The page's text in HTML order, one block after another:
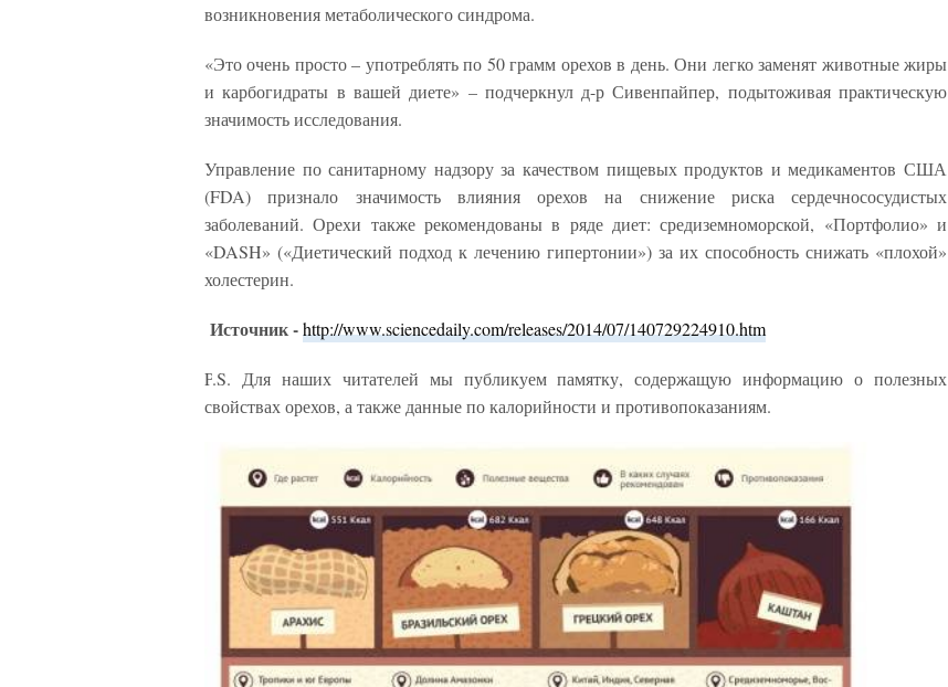
возникновения метаболического синдрома.
«Это очень просто – употреблять по 50 грамм орехов в день. Они легко заменят животные жиры
и карбогидраты в вашей диете» – подчеркнул д-р Сивенпайпер, подытоживая практическую
значимость исследования.
Управление по санитарному надзору за качеством пищевых продуктов и медикаментов США
(FDA) признало значимость влияния орехов на снижение риска сердечнососудистых
заболеваний. Орехи также рекомендованы в ряде диет: средиземноморской, «Портфолио» и
«DASH» («Диетический подход к лечению гипертонии») за их способность снижать «плохой»
холестерин.
Источник -http://www.sciencedaily.com/releases/2014/07/140729224910.htm
P.S. Для наших читателей мы публикуем памятку, содержащую информацию о полезных
свойствах орехов, а также данные по калорийности и противопоказаниям.